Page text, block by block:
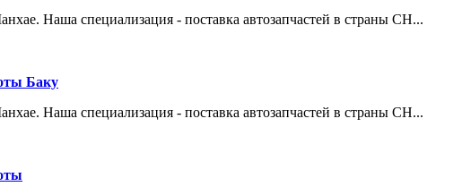
Наша специализация - поставка автозапчастей в страны СН...
Баку
Наша специализация - поставка автозапчастей в страны СН...